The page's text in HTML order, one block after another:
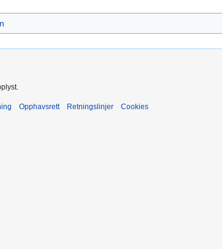
Opphavsrett Retningslinjer Cookies